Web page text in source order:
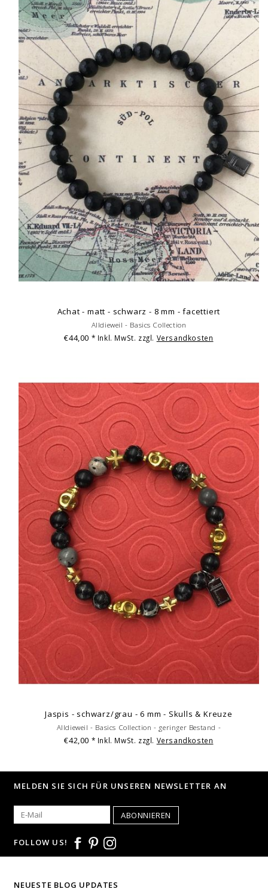
Achat - matt - schwarz - 8 mm - facettiert
Alldieweil - Basics Collection
€44,00 * Inkl. MwSt. zzgl. Versandkosten
Jaspis - schwarz/grau - 6 mm - Skulls & Kreuze
Alldieweil - Basics Collection - geringer Bestand -
€42,00 * Inkl. MwSt. zzgl. Versandkosten
MELDEN SIE SICH FÜR UNSEREN NEWSLETTER AN
ABONNIEREN
FOLLOW US!
NEUESTE BLOG UPDATES